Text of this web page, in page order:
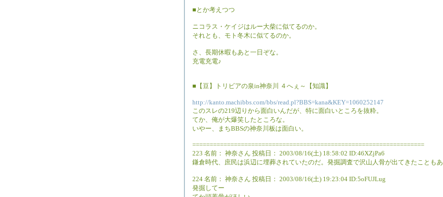
■とか考えつつ
ニコラス・ケイジはルー大柴に似てるのか。
それとも、モト冬木に似てるのか。
さ、長期休暇もあと一日ぞな。
充電充電♪
■【豆】トリビアの泉in神奈川 ４へぇ～【知識】
http://kanto.machibbs.com/bbs/read.pl?BBS=kana&KEY=1060252147
このスレの219辺りから面白いんだが、特に面白いところを抜粋。
てか、俺が大爆笑したところな。
いやー、まちBBSの神奈川板は面白い。
===================================================================
223 名前： 神奈さん 投稿日： 2003/08/16(土) 18:58:02 ID:46XZjPa6
鎌倉時代、庶民は浜辺に埋葬されていたのだ。発掘調査で沢山人骨が出てきたことも
224 名前： 神奈さん 投稿日： 2003/08/16(土) 19:23:04 ID:5oFUJLug
発掘してー